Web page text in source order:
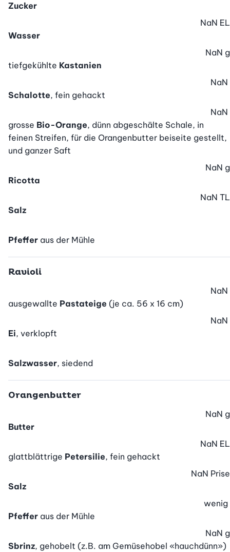
Zucker
Wasser
NaN EL
tiefgekühlte Kastanien
NaN g
Schalotte, fein gehackt
NaN
grosse Bio-Orange, dünn abgeschälte Schale, in
feinen Streifen, für die Orangenbutter beiseite gestellt,
und ganzer Saft
NaN
Ricotta
NaN g
Salz
NaN TL
Pfeffer aus der Mühle
Ravioli
ausgewallte Pastateige (je ca. 56 x 16 cm)
NaN
Ei, verklopft
NaN
Salzwasser, siedend
Orangenbutter
Butter
NaN g
glattblättrige Petersilie, fein gehackt
NaN EL
Salz
NaN Prise
Pfeffer aus der Mühle
wenig
Sbrinz, gehobelt (z.B. am Gemüsehobel «hauchdünn»)
NaN g